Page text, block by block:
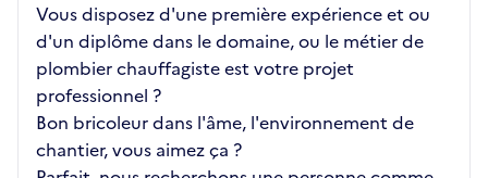
Vous disposez d'une première expérience et ou
d'un diplôme dans le domaine, ou le métier de
plombier chauffagiste est votre projet
professionnel ?
Bon bricoleur dans l'âme, l'environnement de
chantier, vous aimez ça ?